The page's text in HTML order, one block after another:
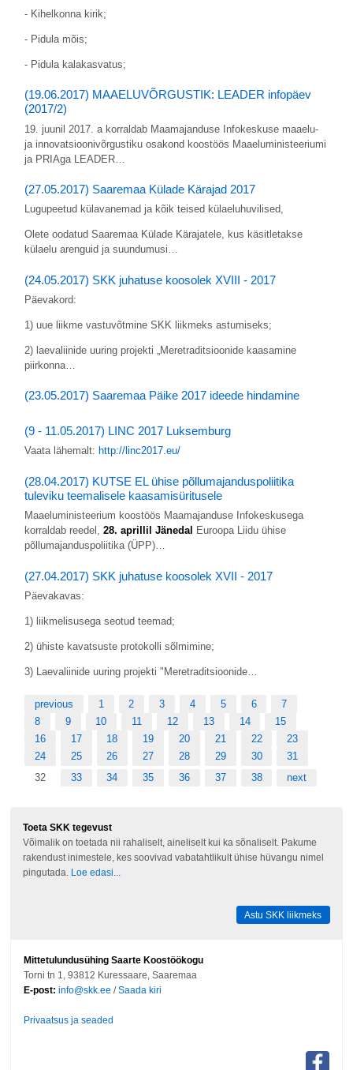
- Kihelkonna kirik;
- Pidula mõis;
- Pidula kalakasvatus;
(19.06.2017) MAAELUVÕRGUSTIK: LEADER infopäev
(2017/2)
19. juunil 2017. a korraldab Maamajanduse Infokeskuse maaelu-
ja innovatsioonivõrgustiku osakond koostöös Maaeluministeeriumi
ja PRIAga LEADER…
(27.05.2017) Saaremaa Külade Kärajad 2017
Lugupeetud külavanemad ja kõik teised külaeluhuvilised,
Olete oodatud Saaremaa Külade Kärajatele, kus käsitletakse
külaelu arenguid ja suundumusi…
(24.05.2017) SKK juhatuse koosolek XVIII - 2017
Päevakord:
1) uue liikme vastuvõtmine SKK liikmeks astumiseks;
2) laevaliinide uuring projekti „Meretraditsioonide kaasamine
piirkonna…
(23.05.2017) Saaremaa Päike 2017 ideede hindamine
(9 - 11.05.2017) LINC 2017 Luksemburg
Vaata lähemalt: http://linc2017.eu/
(28.04.2017) KUTSE EL ühise põllumajanduspoliitika
tuleviku teemalisele kaasamisüritusele
Maaeluministeerium koostöös Maamajanduse Infokeskusega
korraldab reedel, 28. aprillil Jänedal Euroopa Liidu ühise
põllumajanduspoliitika (ÜPP)…
(27.04.2017) SKK juhatuse koosolek XVII - 2017
Päevakavas:
1) liikmelisusega seotud teemad;
2) ühiste kavatsuste protokolli sõlmimine;
3) Laevaliinide uuring projekti "Meretraditsioonide…
previous 1 2 3 4 5 6
7
8
9 10 11 12 13 14
15
16
17 18 19 20 21 22
23
24
25 26 27 28 29 30
31
32
33 34 35 36 37 38 next
Toeta SKK tegevust
Võimalik on toetada nii rahaliselt, aineliselt kui ka sõnaliselt. Pakume
rakendust inimestele, kes soovivad vabatahtlikult ühise hüvangu nimel
pingutada.
Loe edasi...
Astu SKK liikmeks
Mittetulundusühing Saarte Koostöökogu
Torni tn 1, 93812 Kuressaare, Saaremaa
E-post: info@skk.ee /Saada kiri
Privaatsus ja seaded